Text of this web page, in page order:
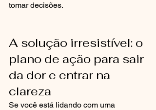
tomar decisões.
A solução irresistível: o
plano de ação para sair
da dor e entrar na
clareza
Se você está lidando com uma